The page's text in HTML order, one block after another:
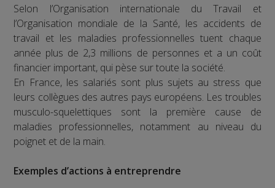
Selon l’Organisation internationale du Travail et
l’Organisation mondiale de la Santé, les accidents de
travail et les maladies professionnelles tuent chaque
année plus de 2,3 millions de personnes et a un coût
financier important, qui pèse sur toute la société.
En France, les salariés sont plus sujets au stress que
leurs collègues des autres pays européens. Les troubles
musculo-squelettiques sont la première cause de
maladies professionnelles, notamment au niveau du
poignet et de la main.
Exemples d’actions à entreprendre